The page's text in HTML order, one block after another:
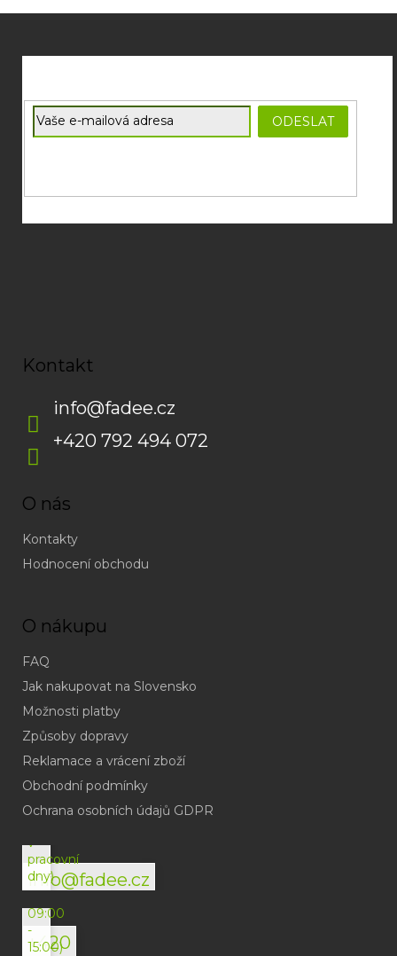
E-mail
ODESLAT
Kontakt
info@fadee.cz
+420 792 494 072
O nás
Kontakty
Hodnocení obchodu
O nákupu
FAQ
Jak nakupovat na Slovensko
Možnosti platby
Způsoby dopravy
Reklamace a vrácení zboží
Obchodní podmínky
Ochrana osobních údajů GDPR
info@fadee.cz
(odpověď
do
v
pracovní
dny)
+420
(Po-
09:00
-
15:00)